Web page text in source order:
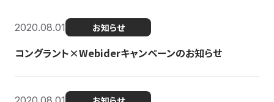
2020.08.01 お知らせ
コングラント×Webiderキャンペーンのお知らせ